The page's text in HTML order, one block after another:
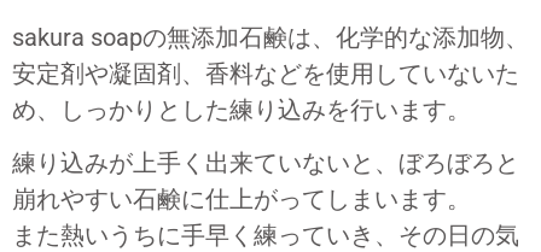
sakura soapの無添加石鹸は、化学的な添加物、
安定剤や凝固剤、香料などを使用していないた
め、しっかりとした練り込みを行います。
練り込みが上手く出来ていないと、ぼろぼろと
崩れやすい石鹸に仕上がってしまいます。
また熱いうちに手早く練っていき、その日の気